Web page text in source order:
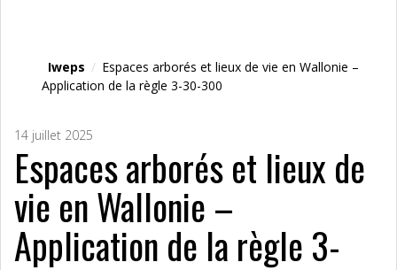
Iweps / Espaces arborés et lieux de vie en Wallonie –
Application de la règle 3-30-300
14 juillet 2025
Espaces arborés et lieux de
vie en Wallonie –
Application de la règle 3-